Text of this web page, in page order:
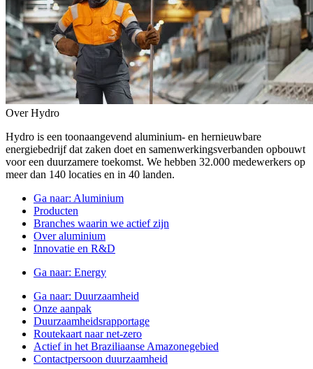
Over Hydro
Hydro is een toonaangevend aluminium- en hernieuwbare
energiebedrijf dat zaken doet en samenwerkingsverbanden opbouwt
voor een duurzamere toekomst. We hebben 32.000 medewerkers op
meer dan 140 locaties en in 40 landen.
Ga naar: Aluminium
Producten
Branches waarin we actief zijn
Over aluminium
Innovatie en R&D
Ga naar: Energy
Ga naar: Duurzaamheid
Onze aanpak
Duurzaamheidsrapportage
Routekaart naar net-zero
Actief in het Braziliaanse Amazonegebied
Contactpersoon duurzaamheid